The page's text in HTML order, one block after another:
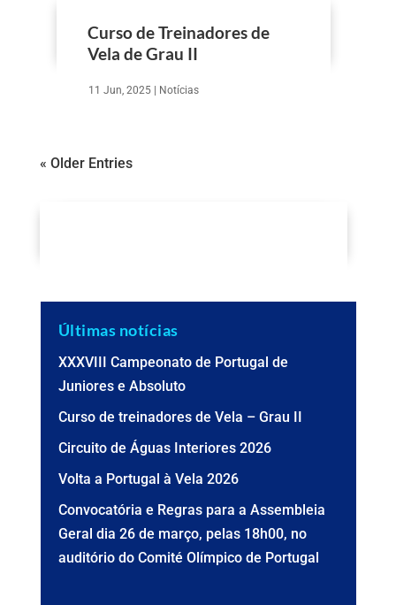
Curso de Treinadores de
Vela de Grau II
11 Jun, 2025| Notícias
« Older Entries
Últimas notícias
XXXVIII Campeonato de Portugal de
Juniores e Absoluto
Curso de treinadores de Vela – Grau II
Circuito de Águas Interiores 2026
Volta a Portugal à Vela 2026
Convocatória e Regras para a Assembleia
Geral dia 26 de março, pelas 18h00, no
auditório do Comité Olímpico de Portugal